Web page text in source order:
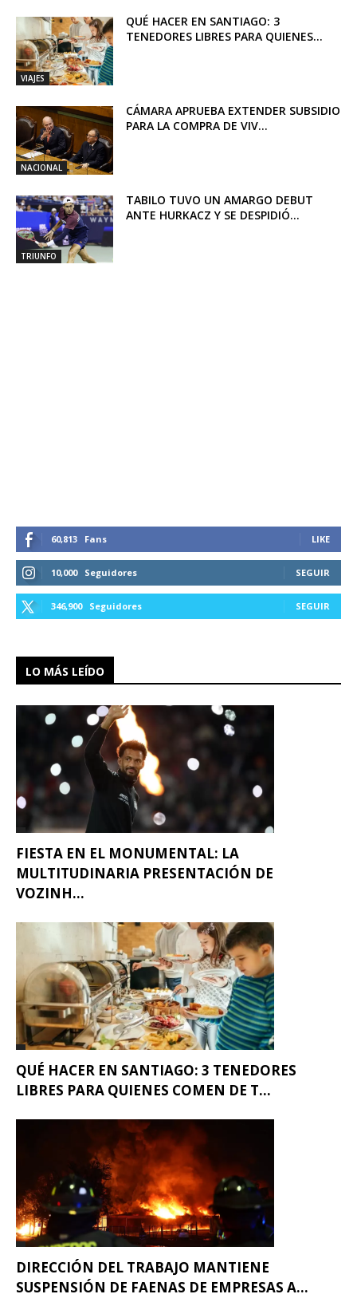
VIAJES
QUÉ HACER EN SANTIAGO: 3
TENEDORES LIBRES PARA QUIENES...
NACIONAL
CÁMARA APRUEBA EXTENDER SUBSIDIO
PARA LA COMPRA DE VIV...
TRIUNFO
TABILO TUVO UN AMARGO DEBUT
ANTE HURKACZ Y SE DESPIDIÓ...
60,813 Fans LIKE
10,000 Seguidores SEGUIR
346,900 Seguidores SEGUIR
LO MÁS LEÍDO
FIESTA EN EL MONUMENTAL: LA
MULTITUDINARIA PRESENTACIÓN DE
VOZINH...
QUÉ HACER EN SANTIAGO: 3 TENEDORES
LIBRES PARA QUIENES COMEN DE T...
DIRECCIÓN DEL TRABAJO MANTIENE
SUSPENSIÓN DE FAENAS DE EMPRESAS A...